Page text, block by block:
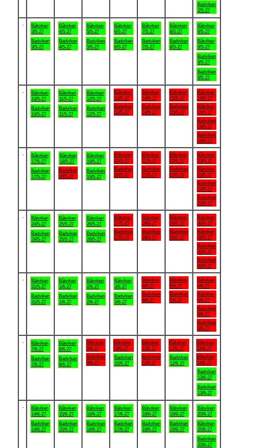
Badviken
2/5-27
Båtviken
3/5-27
Badviken
3/5-27
Båtviken
4/5-27
Badviken
4/5-27
Båtviken
5/5-27
Badviken
5/5-27
Båtviken
6/5-27
Badviken
6/5-27
Båtviken
7/5-27
Badviken
7/5-27
Båtviken
8/5-27
Badviken
8/5-27
Båtviken
9/5-27
Båtviken
9/5-27
Badviken
9/5-27
Badviken
9/5-27
Båtviken
10/5-27
Badviken
10/5-27
Båtviken
11/5-27
Badviken
11/5-27
Båtviken
12/5-27
Badviken
12/5-27
Båtviken
13/5-27
Badviken
13/5-27
Båtviken
14/5-27
Badviken
14/5-27
Båtviken
15/5-27
Badviken
15/5-27
Båtviken
16/5-27
Båtviken
16/5-27
Badviken
16/5-27
Badviken
16/5-27
Båtviken
17/5-27
Badviken
17/5-27
Båtviken
18/5-27
Badviken
18/5-27
Båtviken
19/5-27
Badviken
19/5-27
Båtviken
20/5-27
Badviken
20/5-27
Båtviken
21/5-27
Badviken
21/5-27
Båtviken
22/5-27
Badviken
22/5-27
Båtviken
23/5-27
Båtviken
23/5-27
Badviken
23/5-27
Badviken
23/5-27
Båtviken
24/5-27
Badviken
24/5-27
Båtviken
25/5-27
Badviken
25/5-27
Båtviken
26/5-27
Badviken
26/5-27
Båtviken
27/5-27
Badviken
27/5-27
Båtviken
28/5-27
Badviken
28/5-27
Båtviken
29/5-27
Badviken
29/5-27
Båtviken
30/5-27
Båtviken
30/5-27
Badviken
30/5-27
Badviken
30/5-27
Båtviken
31/5-27
Badviken
31/5-27
Båtviken
1/6-27
Badviken
1/6-27
Båtviken
2/6-27
Badviken
2/6-27
Båtviken
3/6-27
Badviken
3/6-27
Båtviken
4/6-27
Badviken
4/6-27
Båtviken
5/6-27
Badviken
5/6-27
Båtviken
6/6-27
Båtviken
6/6-27
Badviken
6/6-27
Badviken
6/6-27
Båtviken
7/6-27
Badviken
7/6-27
Båtviken
8/6-27
Badviken
8/6-27
Båtviken
9/6-27
Badviken
9/6-27
Båtviken
10/6-27
Badviken
10/6-27
Båtviken
11/6-27
Badviken
11/6-27
Båtviken
12/6-27
Badviken
12/6-27
Båtviken
13/6-27
Båtviken
13/6-27
Badviken
13/6-27
Badviken
13/6-27
Båtviken
14/6-27
Badviken
14/6-27
Båtviken
15/6-27
Badviken
15/6-27
Båtviken
16/6-27
Badviken
16/6-27
Båtviken
17/6-27
Badviken
17/6-27
Båtviken
18/6-27
Badviken
18/6-27
Båtviken
19/6-27
Badviken
19/6-27
Båtviken
20/6-27
Båtviken
20/6-27
Badviken
20/6-27